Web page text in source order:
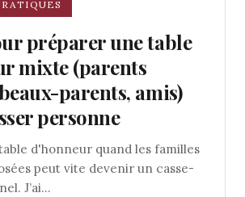
préparer une table
mixte (parents
parents, amis)
personne
d'honneur quand les familles
peut vite devenir un casse-
J’ai...